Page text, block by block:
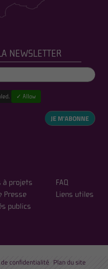
NEWSLETTER
✓ Allow
JE M'ABONNE
à projets
Presse
publics
FAQ
Liens utiles
confidentialité Plan du site